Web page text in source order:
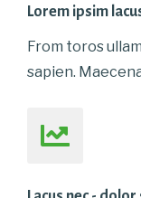
Lorem ipsim
From toros
sapien.